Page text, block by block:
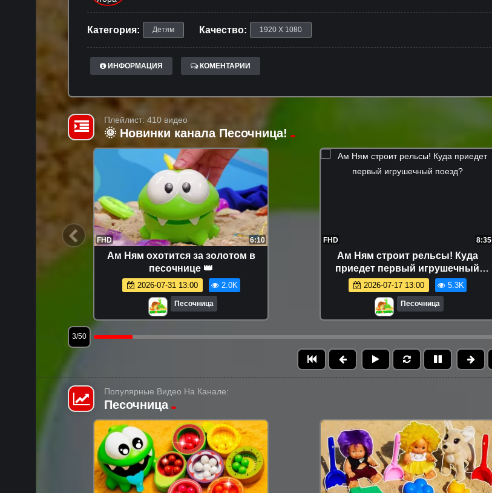
Категория: Детям Качество: 1920 X 1080
ИНФОРМАЦИЯ КОМЕНТАРИИ
Плейлист: 410 видео
🌞 Новинки канала Песочница!
FHD 6:10
Ам Ням охотится за золотом в
песочнице 👑
2026-07-31 13:00 2.0K
Песочница
FHD 8:35
Ам Ням строит рельсы! Куда
приедет первый игрушечный
поезд?
2026-07-17 13:00 5.3K
Песочница
3/50
Популярные Видео На Канале:
Песочница